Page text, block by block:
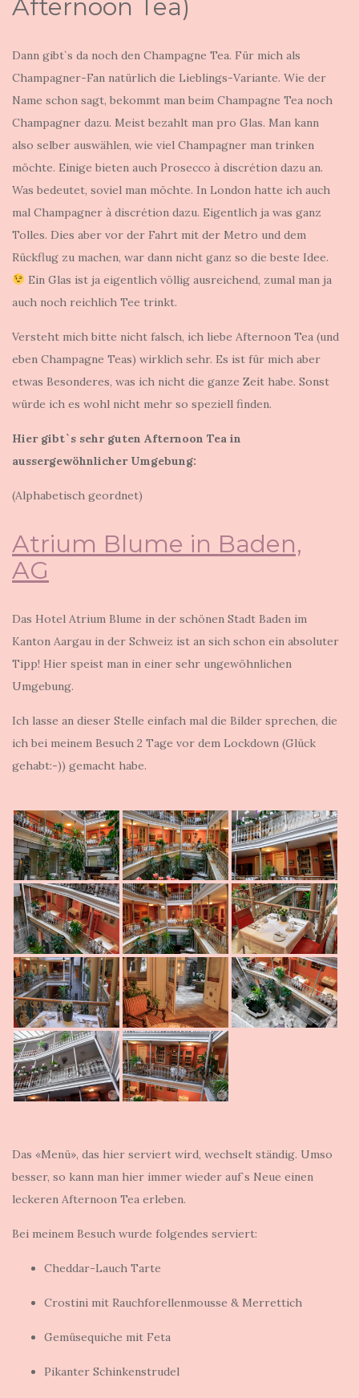
Afternoon Tea)
Dann gibt`s da noch den Champagne Tea. Für mich als
Champagner-Fan natürlich die Lieblings-Variante. Wie der
Name schon sagt, bekommt man beim Champagne Tea noch
Champagner dazu. Meist bezahlt man pro Glas. Man kann
also selber auswählen, wie viel Champagner man trinken
möchte. Einige bieten auch Prosecco à discrétion dazu an.
Was bedeutet, soviel man möchte. In London hatte ich auch
mal Champagner à discrétion dazu. Eigentlich ja was ganz
Tolles. Dies aber vor der Fahrt mit der Metro und dem
Rückflug zu machen, war dann nicht ganz so die beste Idee.
Ein Glas ist ja eigentlich völlig ausreichend, zumal man ja
auch noch reichlich Tee trinkt.
Versteht mich bitte nicht falsch, ich liebe Afternoon Tea (und
eben Champagne Teas) wirklich sehr. Es ist für mich aber
etwas Besonderes, was ich nicht die ganze Zeit habe. Sonst
würde ich es wohl nicht mehr so speziell finden.
Hier gibt`s sehr guten Afternoon Tea in
aussergewöhnlicher Umgebung:
(Alphabetisch geordnet)
Atrium Blume in Baden,
AG
Das Hotel Atrium Blume in der schönen Stadt Baden im
Kanton Aargau in der Schweiz ist an sich schon ein absoluter
Tipp! Hier speist man in einer sehr ungewöhnlichen
Umgebung.
Ich lasse an dieser Stelle einfach mal die Bilder sprechen, die
ich bei meinem Besuch 2 Tage vor dem Lockdown (Glück
gehabt:-)) gemacht habe.
Das «Menü», das hier serviert wird, wechselt ständig. Umso
besser, so kann man hier immer wieder auf`s Neue einen
leckeren Afternoon Tea erleben.
Bei meinem Besuch wurde folgendes serviert:
Cheddar-Lauch Tarte
Crostini mit Rauchforellenmousse & Merrettich
Gemüsequiche mit Feta
Pikanter Schinkenstrudel